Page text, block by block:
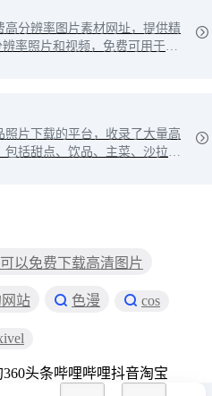
高分辨率图片素材网址，提供精
率照片和视频，免费可用于个
照片下载的平台，收录了大量高
包括甜点、饮品、主菜、沙拉
。
以免费下载高清图片
站 色漫 cos
360头条哔哩哔哩抖音淘宝